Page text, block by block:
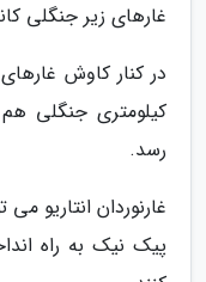
غارهای زیر جنگلی
کیلومتری جنگلی
رسد.
غارنوردان انتاریو